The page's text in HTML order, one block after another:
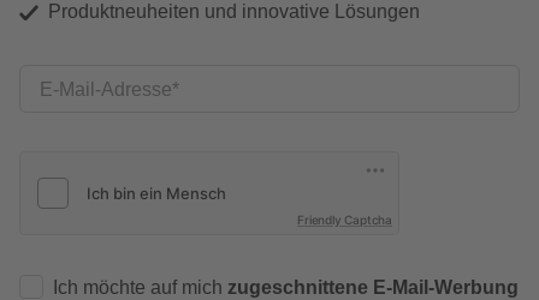
Produktneuheiten und innovative Lösungen
E-Mail-Adresse
Friendly Captcha
Ich möchte auf mich zugeschnittene E-Mail-Werbung